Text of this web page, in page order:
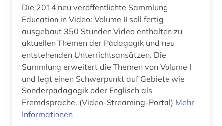
ausbildung (1)
ausgrabung (2)
aussprache (2)
ausstellung (4)
ausstellungskatalog (1)
Sachsen (5)
Sachsen-Anhalt (4)
Schleswig-Holstein (4)
Schweden (82)
Schweiz (22)
Die 2014 neu veröffentlichte Sammlung
Education in Video: Volume II soll fertig
ausgebaut 350 Stunden Video enthalten zu
aktuellen Themen der Pädagogik und neu
entstehenden Unterrichtsansätzen. Die
Sammlung erweitert die Themen von Volume I
und legt einen Schwerpunkt auf Gebiete wie
Sonderpädagogik oder Englisch als
Fremdsprache. (Video-Streaming-Portal) Mehr
Informationen